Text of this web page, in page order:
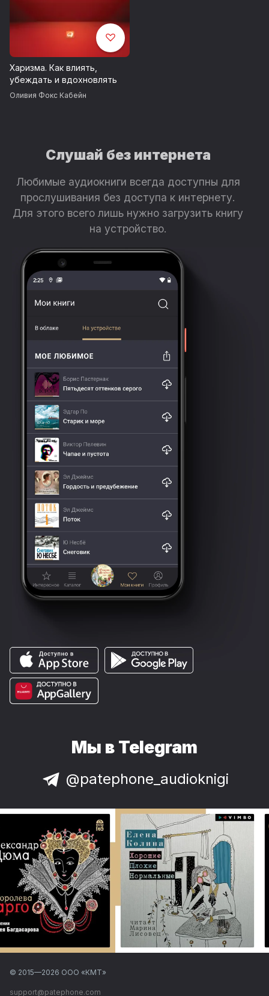
Харизма. Как влиять,
убеждать и вдохновлять
Оливия Фокс Кабейн
Слушай без интернета
Любимые аудиокниги всегда доступны для
прослушивания без доступа к интернету.
Для этого всего лишь нужно загрузить книгу
на устройство.
Мы в Telegram
@patephone_audioknigi
© 2015—2026 ООО «КМТ»
support@patephone.com